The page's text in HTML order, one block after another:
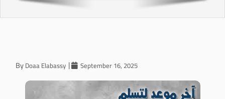
ByDoaa Elabassy September 16, 2025